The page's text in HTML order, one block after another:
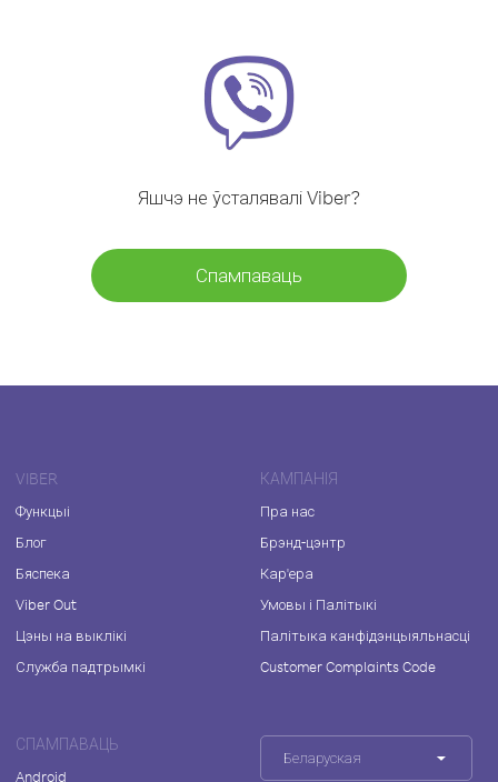
Яшчэ не ўсталявалі Viber?
Спампаваць
VIBER
Функцыі
Блог
Бяспека
Viber Out
Цэны на выклікі
Служба падтрымкі
КАМПАНІЯ
Пра нас
Брэнд-цэнтр
Кар'ера
Умовы і Палітыкі
Палітыка канфідэнцыяльнасці
Customer Complaints Code
СПАМПАВАЦЬ
Android
Беларуская